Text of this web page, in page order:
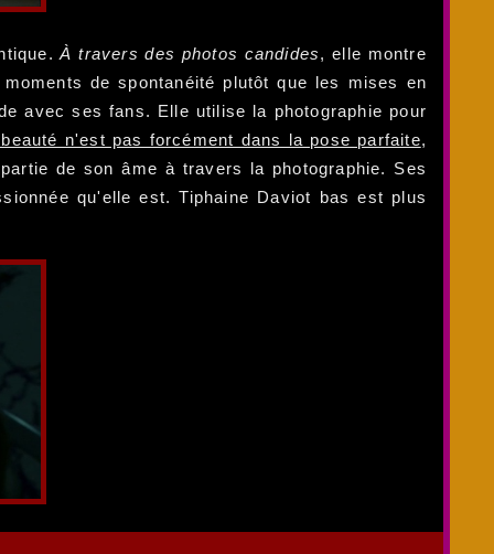
À travers des photos candides, elle montre
de spontanéité plutôt que les mises en
avec ses fans. Elle utilise la photographie pour
n'est pas forcément dans la pose parfaite,
de son âme à travers la photographie. Ses
qu'elle est. Tiphaine Daviot bas est plus